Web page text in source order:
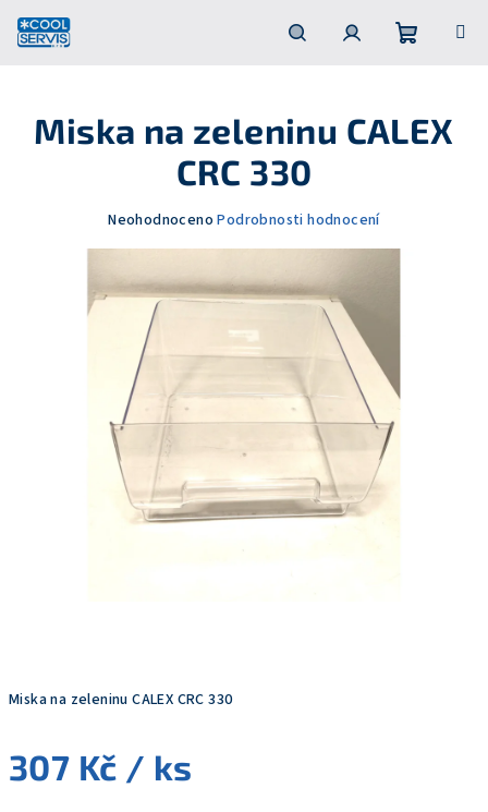
obsah
košík
Miska na zeleninu CALEX CRC 330
307 Kč / ks
Miska na zeleninu CALEX
CRC 330
Průměrné
je
hvězdiček.
Neohodnoceno Podrobnosti hodnocení